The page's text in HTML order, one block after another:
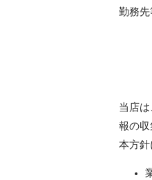
勤務先
当店
報の
本方針